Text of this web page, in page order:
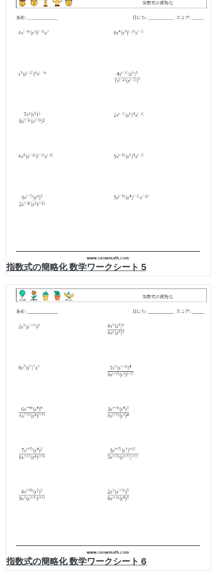
指数式の簡略化 数学ワークシート 5
指数式の簡略化 数学ワークシート 6